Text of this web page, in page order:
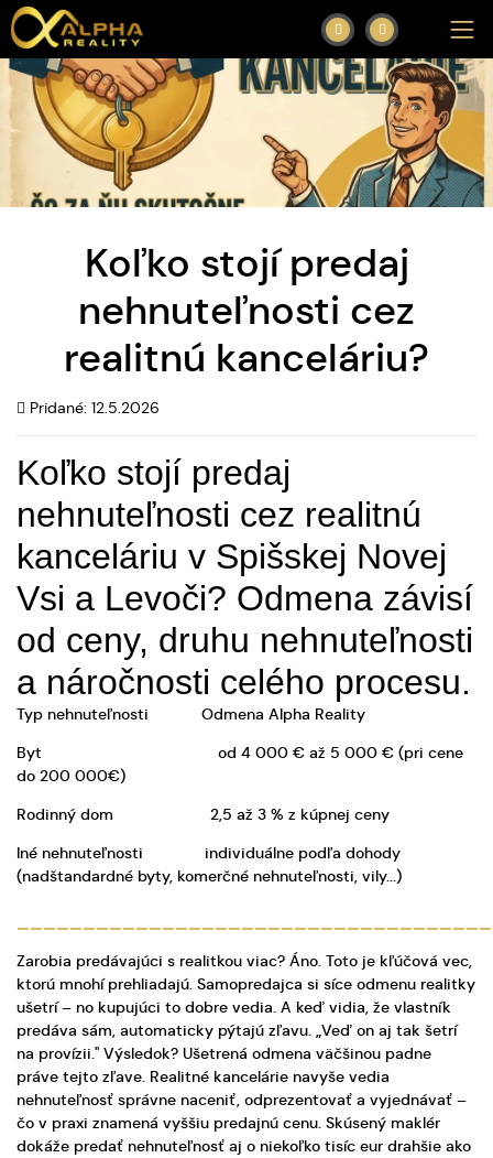
Koľko stojí predaj
nehnuteľnosti cez
realitnú kanceláriu?
Pridané: 12.5.2026
Koľko stojí predaj
nehnuteľnosti cez realitnú
kanceláriu v Spišskej Novej
Vsi a Levoči? Odmena závisí
od ceny, druhu nehnuteľnosti
a náročnosti celého procesu.
Typ nehnuteľnosti Odmena Alpha Reality
Byt od 4 000 € až 5 000 € (pri cene
do 200 000€)
Rodinný dom 2,5 až 3 % z kúpnej ceny
Iné nehnuteľnosti individuálne podľa dohody
(nadštandardné byty, komerčné nehnuteľnosti, vily...)
Zarobia predávajúci s realitkou viac? Áno. Toto je kľúčová vec,
ktorú mnohí prehliadajú. Samopredajca si síce odmenu realitky
ušetrí – no kupujúci to dobre vedia. A keď vidia, že vlastník
predáva sám, automaticky pýtajú zľavu. „Veď on aj tak šetrí
na provízii." Výsledok? Ušetrená odmena väčšinou padne
práve tejto zľave. Realitné kancelárie navyše vedia
nehnuteľnosť správne naceniť, odprezentovať a vyjednávať –
čo v praxi znamená vyššiu predajnú cenu. Skúsený maklér
dokáže predať nehnuteľnosť aj o niekoľko tisíc eur drahšie ako